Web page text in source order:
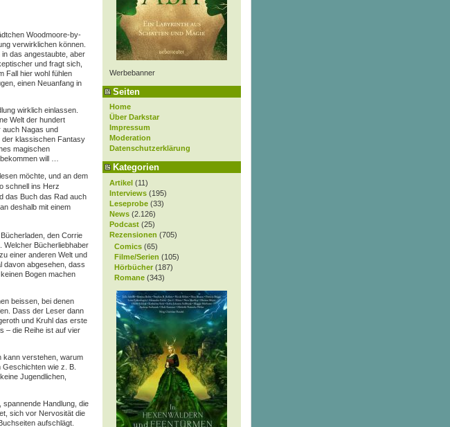
Werbebanner
Seiten
Home
Über Darkstar
Impressum
Moderation
Datenschutzerklärung
Kategorien
Artikel (11)
Interviews (195)
Leseprobe (33)
News (2.126)
Podcast (25)
Rezensionen (705)
Comics (65)
Filme/Serien (105)
Hörbücher (187)
Romane (343)
Woodmoore-by-
verwirklichen können.
das angestaubte, aber
und fragt sich,
Fall hier wohl fühlen
einen Neuanfang in
wirklich einlassen.
Welt der hundert
auch Nagas und
der klassischen Fantasy
magischen
will …
möchte, und an dem
schnell ins Herz
das Buch das Rad auch
deshalb mit einem
den Corrie
Welcher Bücherliebhaber
einer anderen Welt und
davon abgesehen, dass
Bogen machen
beissen, bei denen
Dass der Leser dann
und Kruhl das erste
– die Reihe ist auf vier
kann verstehen, warum
wie z. B.
Jugendlichen,
spannende Handlung, die
sich vor Nervosität die
aufschlägt.